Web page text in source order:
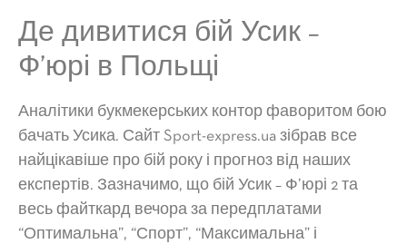
Де дивитися бій Усик –
Ф’юрі в Польщі
Аналітики букмекерських контор фаворитом бою
бачать Усика. Сайт Sport-express.ua зібрав все
найцікавіше про бій року і прогноз від наших
експертів. Зазначимо, що бій Усик – Ф’юрі 2 та
весь файткард вечора за передплатами
“Оптимальна”, “Спорт”, “Максимальна” і